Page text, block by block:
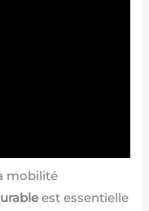
mobilité
est essentielle